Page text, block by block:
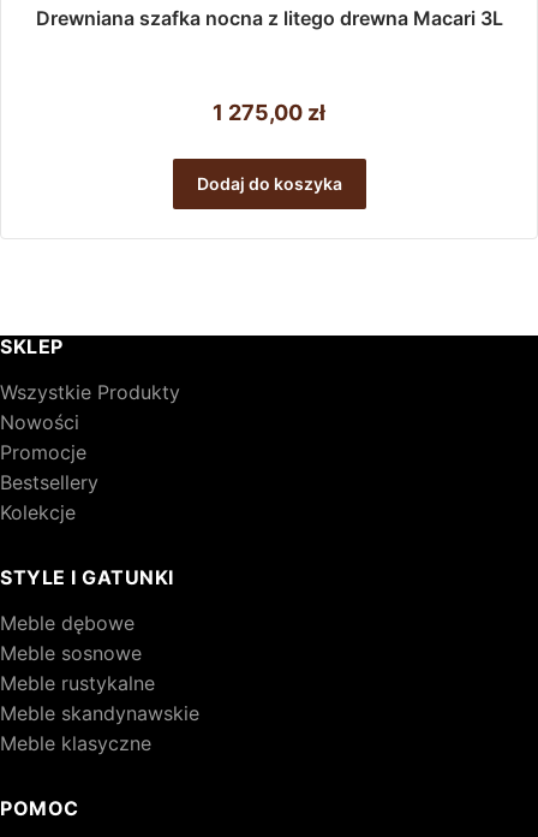
Drewniana szafka nocna z litego drewna Macari 3L
1 275,00 zł
Dodaj do koszyka
SKLEP
Wszystkie Produkty
Nowości
Promocje
Bestsellery
Kolekcje
STYLE I GATUNKI
Meble dębowe
Meble sosnowe
Meble rustykalne
Meble skandynawskie
Meble klasyczne
POMOC